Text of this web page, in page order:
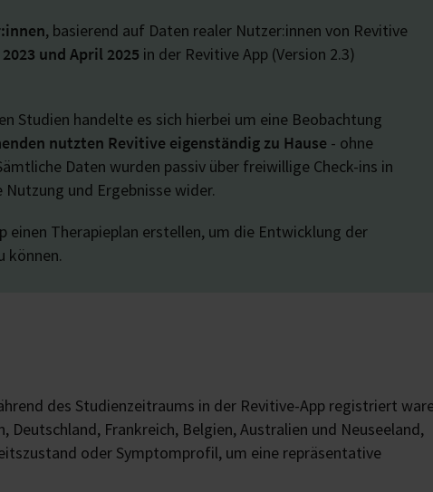
, basierend auf Daten realer Nutzer:innen von Revitive
und April 2025 in der Revitive App (Version 2.3)
Studien handelte es sich hierbei um eine Beobachtung
nutzten Revitive eigenständig zu Hause - ohne
Daten wurden passiv über freiwillige Check-ins in
und Ergebnisse wider.
einen Therapieplan erstellen, um die Entwicklung der
können.
des Studienzeitraums in der Revitive-App registriert
Frankreich, Belgien, Australien und Neuseeland,
oder Symptomprofil, um eine repräsentative